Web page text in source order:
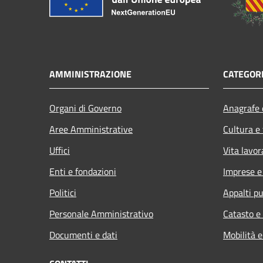
AMMINISTRAZIONE
Organi di Governo
Aree Amministrative
Uffici
Enti e fondazioni
Politici
Personale Amministrativo
Documenti e dati
Cultura
Vita
Imprese
Appalti
Catasto
Mobilità